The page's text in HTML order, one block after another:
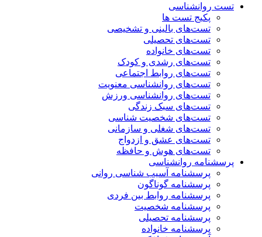
تست روانشناسی
پکیج تست ها
تست‌های بالینی و تشخیصی
تست‌های تحصیلی
تست‌های خانواده
تست‌های رشدی و کودک
تست‌های روابط اجتماعی
تست‌های روانشناسی معنویت
تست‌های روانشناسی ورزش
تست‌های سبک زندگی
تست‌های شخصیت شناسی
تست‌های شغلی و سازمانی
تست‌های عشق و ازدواج
تست‌های هوش و حافظه
پرسشنامه روانشناسی
پرسشنامه آسیب شناسی روانی
پرسشنامه گوناگون
پرسشنامه روابط بین فردی
پرسشنامه شخصیت
پرسشنامه تحصیلی
پرسشنامه خانواده